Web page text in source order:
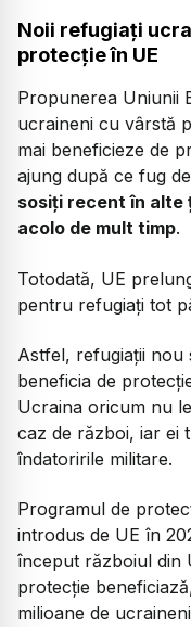
Noii refugiați
protecție în UE
Propunerea Uniunii
ucraineni cu vârstă
mai beneficieze de
ajung după ce fug
sosiți recent în alte
acolo de mult timp.
Totodată, UE
pentru refugiați tot
Astfel, refugiații nou
beneficia de
Ucraina oricum nu
caz de război, iar ei
îndatoririle militare.
Programul de
introdus de UE în
început războiul din
protecție
milioane de